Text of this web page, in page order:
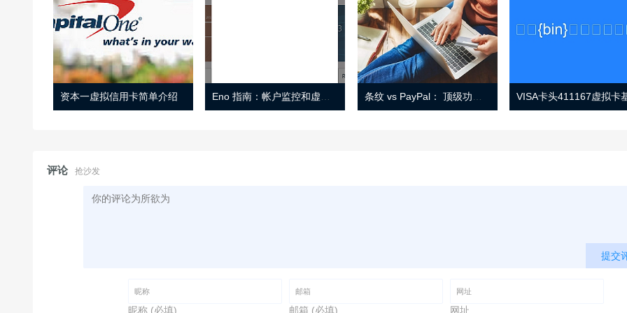
资本一虚拟信用卡简单介绍
评论 抢沙发
提交
昵称 (必填) 邮箱 (必填) 网址